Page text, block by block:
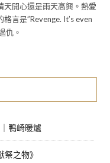
天開心還是雨天高興。熱愛
言是”Revenge. It’s even
仇。
鴨崎暖爐
之物》